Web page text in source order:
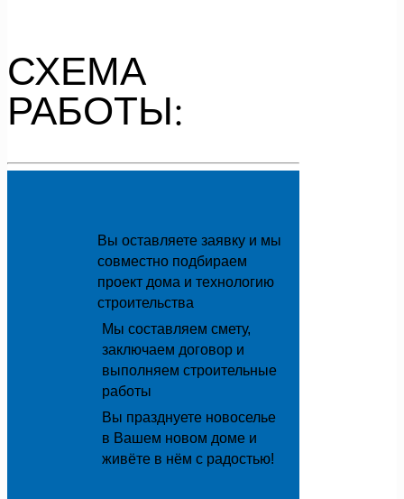
СХЕМА
РАБОТЫ:
Вы оставляете заявку и мы
совместно подбираем
проект дома и технологию
строительства
Мы составляем смету,
заключаем договор и
выполняем строительные
работы
Вы празднуете новоселье
в Вашем новом доме и
живёте в нём с радостью!